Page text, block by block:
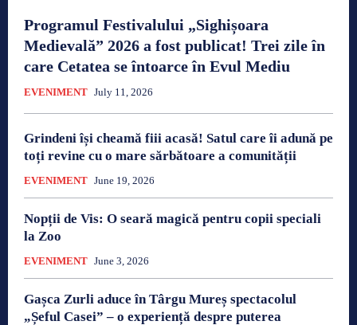
Programul Festivalului „Sighișoara
Medievală” 2026 a fost publicat! Trei zile în
care Cetatea se întoarce în Evul Mediu
EVENIMENT July 11, 2026
Grindeni își cheamă fiii acasă! Satul care îi adună pe
toți revine cu o mare sărbătoare a comunității
EVENIMENT June 19, 2026
Nopții de Vis: O seară magică pentru copii speciali
la Zoo
EVENIMENT June 3, 2026
Gașca Zurli aduce în Târgu Mureș spectacolul
„Șeful Casei” – o experiență despre puterea